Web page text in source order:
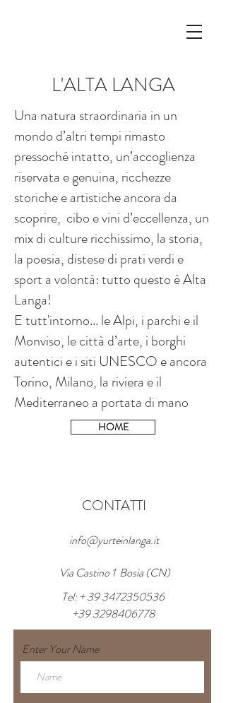
L'ALTA LANGA
Una natura straordinaria in un
mondo d’altri tempi rimasto
pressoché intatto, un’accoglienza
riservata e genuina, ricchezze
storiche e artistiche ancora da
scoprire, cibo e vini d’eccellenza, un
mix di culture ricchissimo, la storia,
la poesia, distese di prati verdi e
sport a volontà: tutto questo è Alta
Langa!
E tutt'intorno... le Alpi, i parchi e il
Monviso, le città d’arte, i borghi
autentici e i siti UNESCO e ancora
Torino, Milano, la riviera e il
Mediterraneo a portata di mano
HOME
CONTATTI
info@yurteinlanga.it
Via Castino 1 Bosia (CN)
Tel: +39 3472350536
+39 3298406778
Enter Your Name